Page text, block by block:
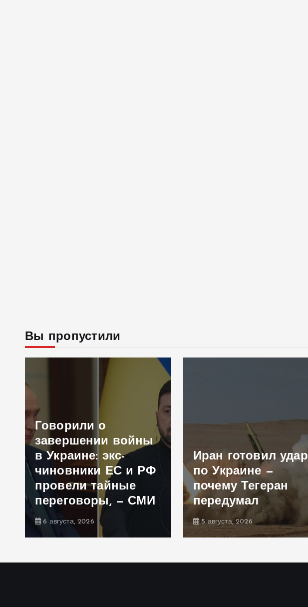
Вы пропустили
Говорили о
завершении войны
в Украине: экс-
чиновники ЕС и РФ
провели тайные
переговоры, — СМИ
6 августа, 2026
Иран готовил удар
по Украине —
почему Тегеран
передумал
5 августа, 2026